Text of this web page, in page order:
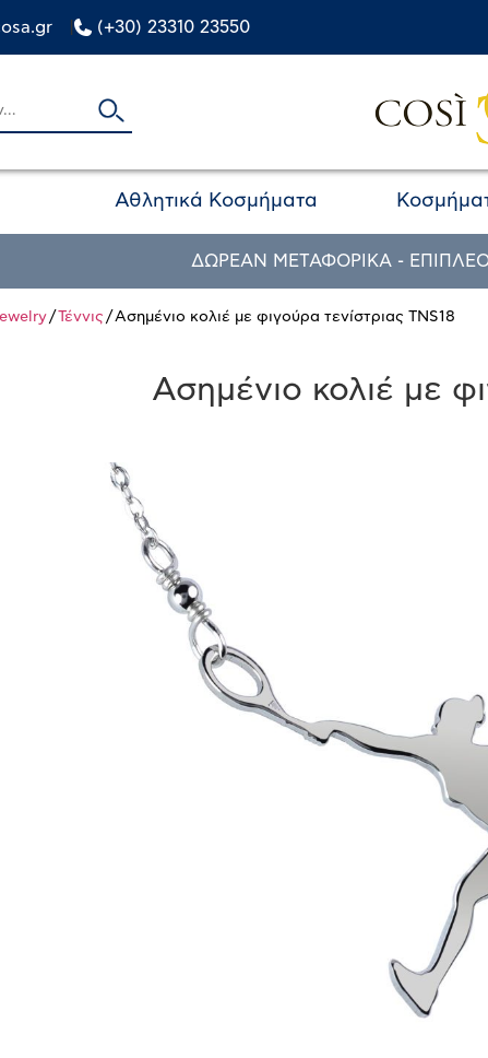
(+30) 23310 23550
Αθλητικά Κοσμήματα
ΔΩΡΕΑΝ ΜΕΤΑΦΟΡΙΚΑ -
/Τέννις / Ασημένιο κολιέ με φιγούρα τενίστριας TNS18
Ασημένιο κολιέ με